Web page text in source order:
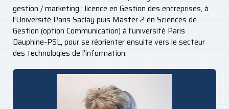
gestion / marketing : licence en Gestion des entreprises, à
l’Université Paris Saclay puis Master 2 en Sciences de
Gestion (option Communication) à l’université Paris
Dauphine-PSL, pour se réorienter ensuite vers le secteur
des technologies de l’information.